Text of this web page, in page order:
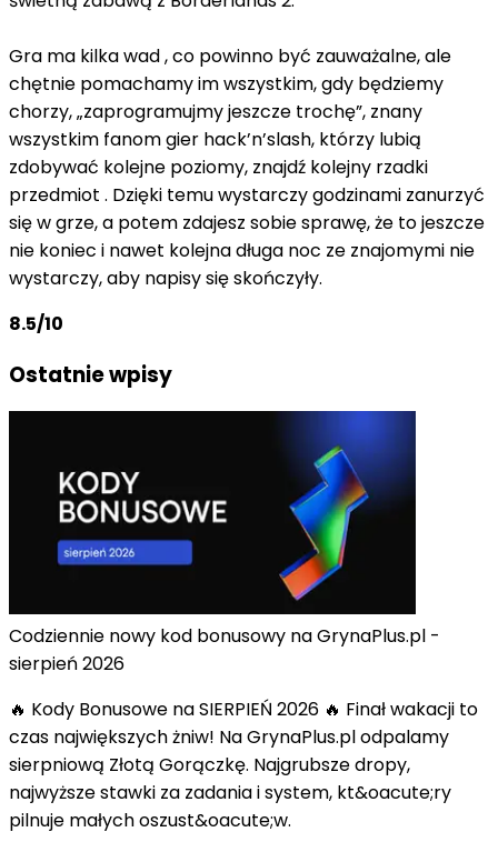
Gra ma kilka wad , co powinno być zauważalne, ale
chętnie pomachamy im wszystkim, gdy będziemy
chorzy, „zaprogramujmy jeszcze trochę”, znany
wszystkim fanom gier hack’n’slash, którzy lubią
zdobywać kolejne poziomy, znajdź kolejny rzadki
przedmiot . Dzięki temu wystarczy godzinami zanurzyć
się w grze, a potem zdajesz sobie sprawę, że to jeszcze
nie koniec i nawet kolejna długa noc ze znajomymi nie
wystarczy, aby napisy się skończyły.
8.5/10
Ostatnie wpisy
Codziennie nowy kod bonusowy na GrynaPlus.pl -
sierpień 2026
🔥 Kody Bonusowe na SIERPIEŃ 2026 🔥 Finał wakacji to
czas największych żniw! Na GrynaPlus.pl odpalamy
sierpniową Złotą Gorączkę. Najgrubsze dropy,
najwyższe stawki za zadania i system, kt&oacute;ry
pilnuje małych oszust&oacute;w.